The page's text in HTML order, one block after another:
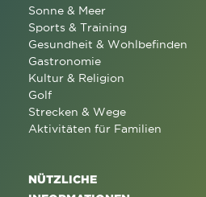
Sonne & Meer
Sports & Training
Gesundheit & Wohlbefinden
Gastronomie
Kultur & Religion
Golf
Strecken & Wege
Aktivitäten für Familien
NÜTZLICHE